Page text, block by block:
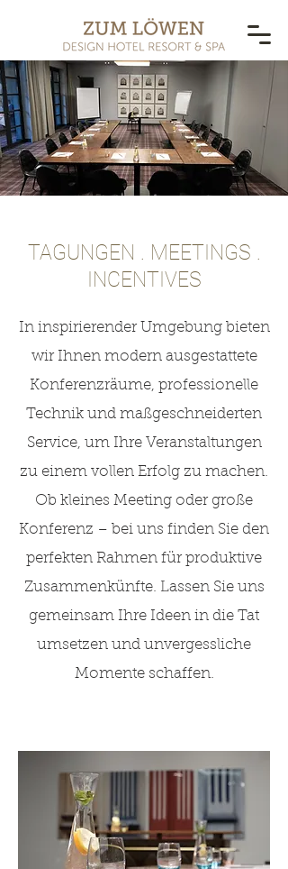
TAGUNGEN . MEETINGS .
INCENTIVES
In inspirierender Umgebung bieten
wir Ihnen modern ausgestattete
Konferenzräume, professionelle
Technik und maßgeschneiderten
Service, um Ihre Veranstaltungen
zu einem vollen Erfolg zu machen.
Ob kleines Meeting oder große
Konferenz – bei uns finden Sie den
perfekten Rahmen für produktive
Zusammenkünfte. Lassen Sie uns
gemeinsam Ihre Ideen in die Tat
umsetzen und unvergessliche
Momente schaffen.